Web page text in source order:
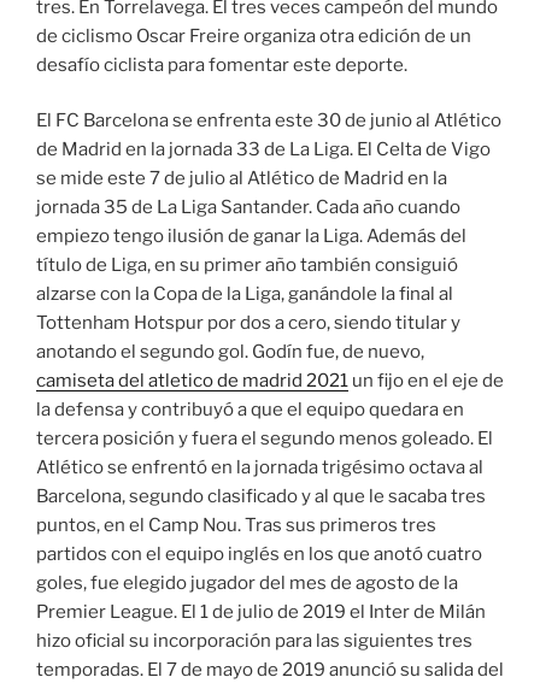
tres. En Torrelavega. El tres veces campeón del mundo
de ciclismo Oscar Freire organiza otra edición de un
desafío ciclista para fomentar este deporte.
El FC Barcelona se enfrenta este 30 de junio al Atlético
de Madrid en la jornada 33 de La Liga. El Celta de Vigo
se mide este 7 de julio al Atlético de Madrid en la
jornada 35 de La Liga Santander. Cada año cuando
empiezo tengo ilusión de ganar la Liga. Además del
título de Liga, en su primer año también consiguió
alzarse con la Copa de la Liga, ganándole la final al
Tottenham Hotspur por dos a cero, siendo titular y
anotando el segundo gol. Godín fue, de nuevo,
camiseta del atletico de madrid 2021 un fijo en el eje de
la defensa y contribuyó a que el equipo quedara en
tercera posición y fuera el segundo menos goleado. El
Atlético se enfrentó en la jornada trigésimo octava al
Barcelona, segundo clasificado y al que le sacaba tres
puntos, en el Camp Nou. Tras sus primeros tres
partidos con el equipo inglés en los que anotó cuatro
goles, fue elegido jugador del mes de agosto de la
Premier League. El 1 de julio de 2019 el Inter de Milán
hizo oficial su incorporación para las siguientes tres
temporadas. El 7 de mayo de 2019 anunció su salida del